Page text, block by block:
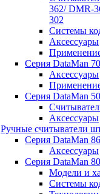
362/ DMR-
302
Системы
Аксессуары
Серия DataMan 70
Аксессуары
Серия DataMan
Аксессуары
Ручные считыватели
Серия DataMan
Аксессуары
Серия DataMan
Модели и
Системы